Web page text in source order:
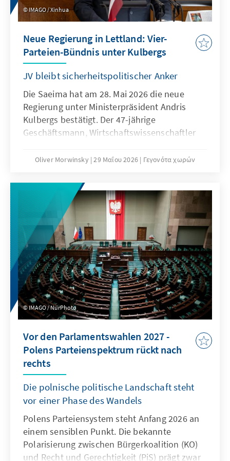
IMAGO / Xinhua
Neue Regierung in Lettland: Vier-
Parteien-Bündnis unter Kulbergs
JV bleibt sicherheitspolitischer Anker
Die Saeima hat am 28. Mai 2026 die neue
Regierung unter Ministerpräsident Andris
Kulbergs bestätigt. Der 47-jährige
Geschäftsmann, Wirtschaftswissenschaftler
zentristischen Vereinten Liste (Apvienotais
von Evika Siliņa (Jaunā Vienotība, JV), deren
Kabinett am 14. Mai an einem Streit über die
Neubesetzung des Verteidigungsressorts
nach mehreren Drohnenvorfällen, darunter
der Einschlag in ein Öllager Mitte Mai,
zerbrochen war. Staatspräsident Edgars
Rinkēvičs hatte Kulbergs daraufhin mit der
Regierungsbildung beauftragt. Der neue
Premier verspricht eine „effektive,
professionelle und rechenschaftspflichtige
Regierung" und bezeichnet sich selbst als
Koalition an.
Oliver Morwinsky 29 Μαΐου 2026 Γεγονότα χωρών
IMAGO / NurPhoto
Vor den Parlamentswahlen 2027 -
Polens Parteienspektrum rückt nach
rechts
Die polnische politische Landschaft steht
vor einer Phase des Wandels
Polens Parteiensystem steht Anfang 2026 an
einem sensiblen Punkt. Die bekannte
Polarisierung zwischen Bürgerkoalition (KO)
und Recht und Gerechtigkeit (PiS) prägt zwar